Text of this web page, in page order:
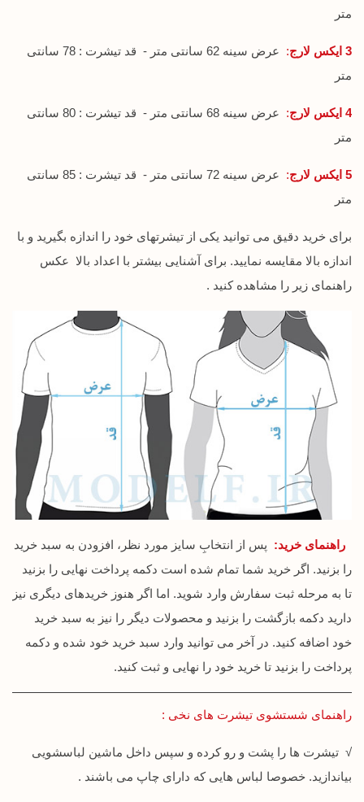
متر
3 ایکس لارج :
عرض سینه 62 سانتی متر - قد تیشرت : 78 سانتی
متر
4 ایکس لارج :
عرض سینه 68 سانتی متر - قد تیشرت : 80 سانتی
متر
5 ایکس لارج :
عرض سینه 72 سانتی متر - قد تیشرت : 85 سانتی
متر
برای خرید دقیق می توانید یکی از تیشرتهای خود را اندازه بگیرید و با
اندازه بالا مقایسه نمایید. برای آشنایی بیشتر با اعداد بالا عکس
راهنمای زیر را مشاهده کنید .
راهنمای خرید: پس از انتخابِ سایز مورد نظر، افزودن به سبد خرید
را بزنید. اگر خرید شما تمام شده است دکمه پرداخت نهایی را بزنید
تا به مرحله ثبت سفارش وارد شوید. اما اگر هنوز خریدهای دیگری نیز
دارید دکمه بازگشت را بزنید و محصولات دیگر را نیز به سبد خرید
خود اضافه کنید. در آخر می توانید وارد سبد خرید خود شده و دکمه
پرداخت را بزنید تا خرید خود را نهایی و ثبت کنید.
راهنمای شستشوی تیشرت های نخی :
√ تیشرت ها را پشت و رو کرده و سپس داخل ماشین لباسشویی
بیاندازید. خصوصا لباس هایی که دارای چاپ می باشند .